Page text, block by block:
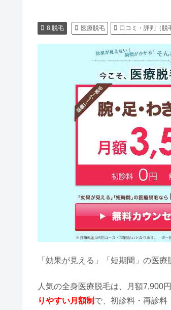
8.脱毛 医療脱毛 口コミ・評判（脱
「効果が見える」「短期間」の医
人気の全身医療脱毛は、月額7,900
りやすい月額制 で、初診料・再診料